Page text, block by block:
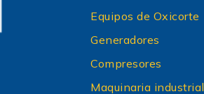
Equipos de Oxicorte
Generadores
Compresores
Maquinaria industrial